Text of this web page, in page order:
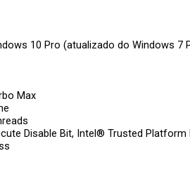
10 Pro (atualizado do Windows 7
Max
Disable Bit, Intel® Trusted Platform